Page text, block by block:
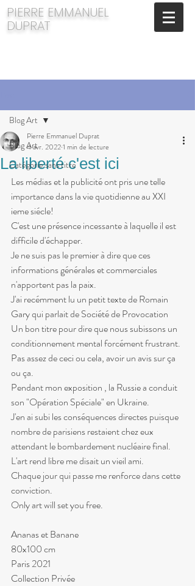
​PIERRE EMMANUEL
DUPRAT
Blog Art
Catégorie sans titre
Blog Art
La liberté c'est ici
Pierre Emmanuel Duprat
4 avr. 20221 min de lecture
Les médias et la publicité ont pris une telle
importance dans la vie quotidienne au XXI
ieme siécle!
C'est une présence incessante à laquelle il est
difficile d'échapper.
Je ne suis pas le premier à dire que ces
informations générales et commerciales
n'apportent pas la paix.
J'ai recémment lu un petit texte de Romain
Gary qui parlait de Société de Provocation
Un bon titre pour dire que nous subissons un
conditionnement mental forcément frustrant.
Pas assez de ceci ou cela, avoir un avis sur ça
ou ça.
Pendant mon exposition , la Russie a conduit
son "Opération Spéciale" en Ukraine.
J'en ai subi les conséquences directes puisque
nombre de parisiens restaient chez eux
attendant le bombardement nucléaire final.
L'art rend libre me disait un vieil ami.
Chaque jour qui passe me renforce dans cette
conviction.
Only art will set you free.
Ananas et Banane
80x100 cm
Paris 2021
Collection Privée